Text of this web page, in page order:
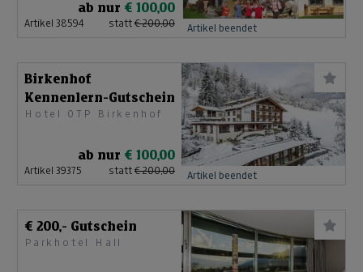
ab nur € 100,00
Artikel 38594 statt € 200,00 Artikel beendet
Birkenhof
Kennenlern-Gutschein
Hotel OTP Birkenhof
ab nur € 100,00
Artikel 39375 statt € 200,00 Artikel beendet
€ 200,- Gutschein
Parkhotel Hall